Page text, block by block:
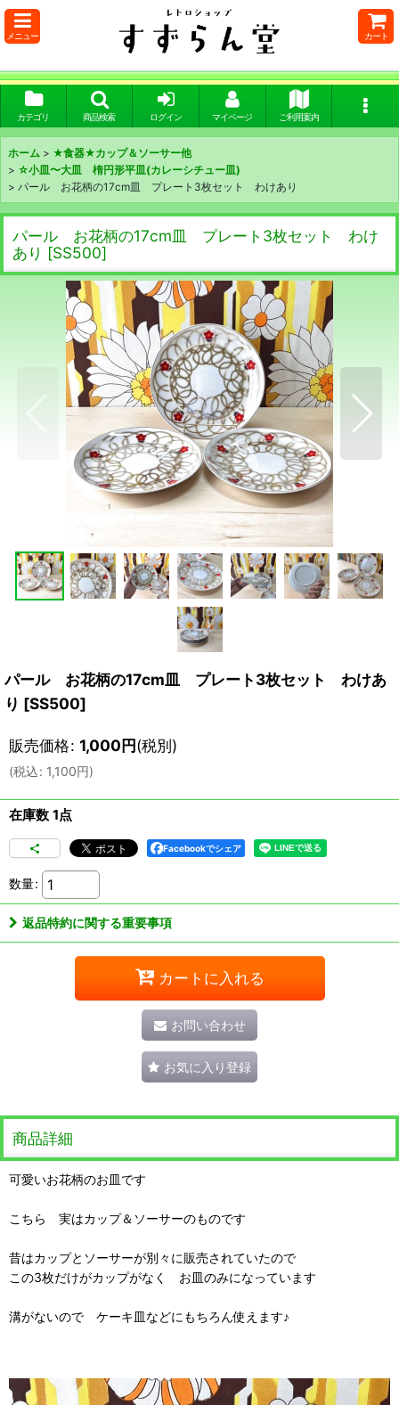
メニュー カート
カテゴリ 商品検索 ログイン マイページ ご利用案内
ホーム > ★食器★カップ＆ソーサー他
> ☆小皿〜大皿 楕円形平皿(カレーシチュー皿)
> パール お花柄の17cm皿 プレート3枚セット わけあり
パール お花柄の17cm皿 プレート3枚セット わけ
あり [SS500]
パール お花柄の17cm皿 プレート3枚セット わけあ
り [SS500]
販売価格: 1,000円(税別)
(税込: 1,100円)
在庫数 1点
Facebookでシェア
数量:
返品特約に関する重要事項
カートに入れる
お問い合わせ
お気に入り登録
商品詳細
可愛いお花柄のお皿です
こちら 実はカップ＆ソーサーのものです
昔はカップとソーサーが別々に販売されていたので
この3枚だけがカップがなく お皿のみになっています
溝がないので ケーキ皿などにもちろん使えます♪